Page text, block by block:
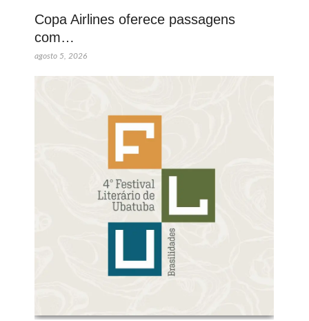
Copa Airlines oferece passagens
com…
agosto 5, 2026